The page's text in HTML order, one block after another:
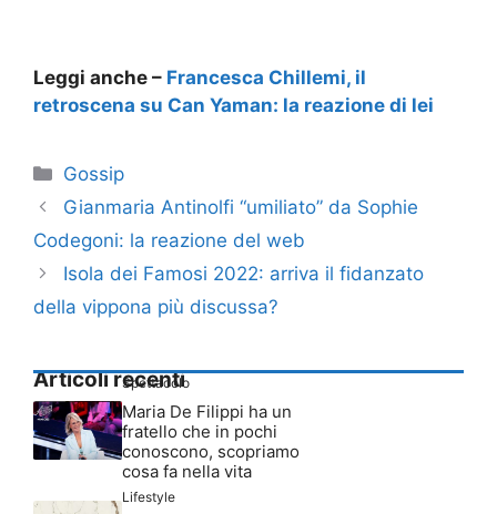
Leggi anche – Francesca Chillemi, il
retroscena su Can Yaman: la reazione di lei
Categorie
Gossip
Gianmaria Antinolfi “umiliato” da Sophie
Codegoni: la reazione del web
Isola dei Famosi 2022: arriva il fidanzato
della vippona più discussa?
Articoli recenti
Spettacolo
Maria De Filippi ha un
fratello che in pochi
conoscono, scopriamo
cosa fa nella vita
Lifestyle